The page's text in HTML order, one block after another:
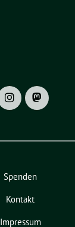
Spenden
Kontakt
Impressum